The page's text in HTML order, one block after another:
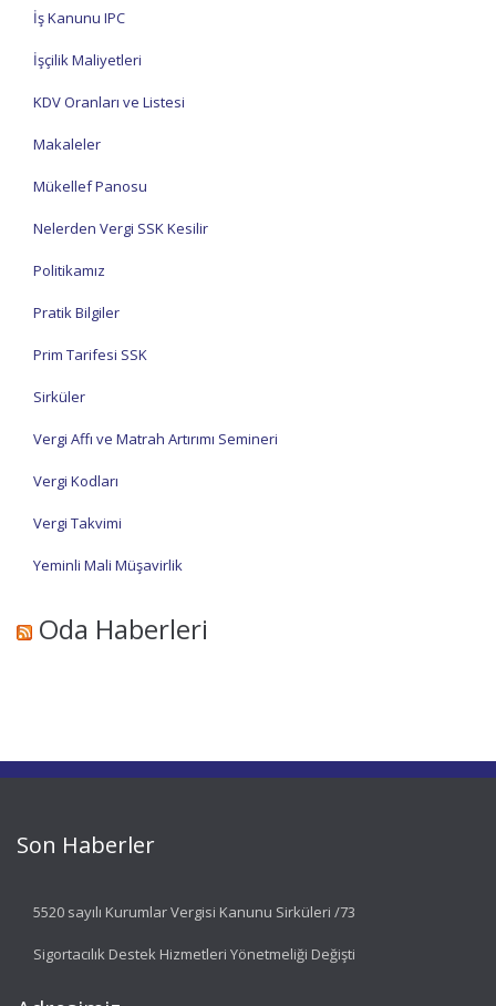
İş Kanunu IPC
İşçilik Maliyetleri
KDV Oranları ve Listesi
Makaleler
Mükellef Panosu
Nelerden Vergi SSK Kesilir
Politikamız
Pratik Bilgiler
Prim Tarifesi SSK
Sirküler
Vergi Affı ve Matrah Artırımı Semineri
Vergi Kodları
Vergi Takvimi
Yeminli Mali Müşavirlik
Oda Haberleri
Son Haberler
5520 sayılı Kurumlar Vergisi Kanunu Sirküleri /73
Sigortacılık Destek Hizmetleri Yönetmeliği Değişti